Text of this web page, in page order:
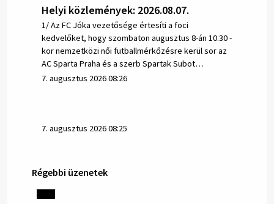
Helyi közlemények: 2026.08.07.
1/ Az FC Jóka vezetősége értesíti a foci
kedvelőket, hogy szombaton augusztus 8-án 10.30 -
kor nemzetközi női futballmérkőzésre kerül sor az
AC Sparta Praha és a szerb Spartak Subot…
7. augusztus 2026 08:26
7. augusztus 2026 08:25
Helyi közlemények: 2026.08.06.
1/ AZ IVÓVÍZ NEM MAGÁTÓL ÉRTETŐDŐ. A tartós
Régebbi üzenetek